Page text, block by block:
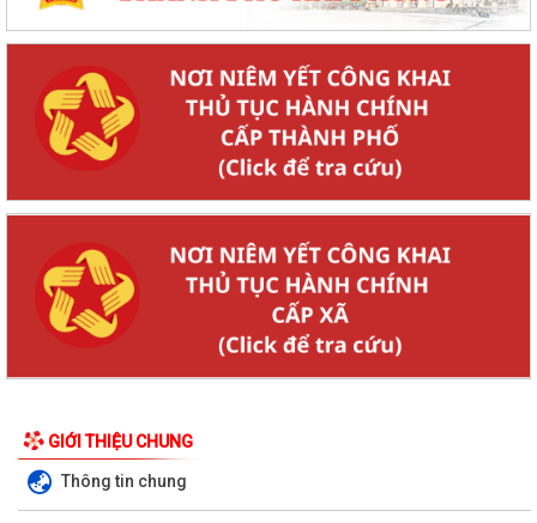
GIỚI THIỆU CHUNG
Thông tin chung